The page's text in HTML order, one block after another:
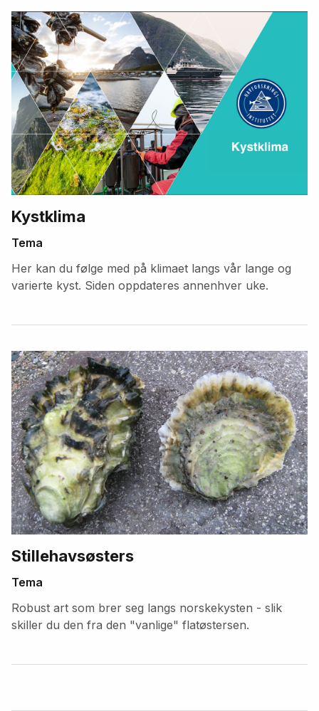
Kystklima
Tema
Her kan du følge med på klimaet langs vår lange og
varierte kyst. Siden oppdateres annenhver uke.
Stillehavsøsters
Tema
Robust art som brer seg langs norskekysten - slik
skiller du den fra den "vanlige" flatøstersen.